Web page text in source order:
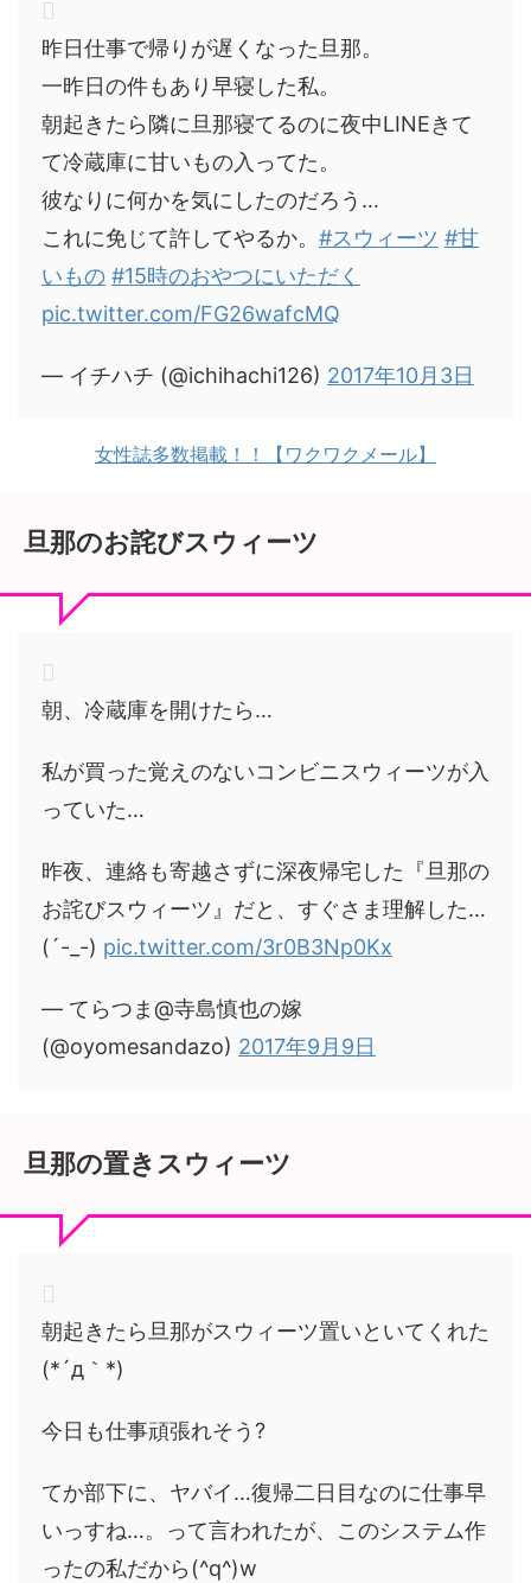
昨日仕事で帰りが遅くなった旦那。
一昨日の件もあり早寝した私。
朝起きたら隣に旦那寝てるのに夜中LINEきて
て冷蔵庫に甘いもの入ってた。
彼なりに何かを気にしたのだろう…
これに免じて許してやるか。 #スウィーツ #甘
いもの #15時のおやつにいただく
pic.twitter.com/FG26wafcMQ
— イチハチ (@ichihachi126) 2017年10月3日
女性誌多数掲載！！【ワクワクメール】
旦那のお詫びスウィーツ
朝、冷蔵庫を開けたら…
私が買った覚えのないコンビニスウィーツが入
っていた…
昨夜、連絡も寄越さずに深夜帰宅した『旦那の
お詫びスウィーツ』だと、すぐさま理解した…
(´-_-) pic.twitter.com/3r0B3Np0Kx
— てらつま@寺島慎也の嫁
(@oyomesandazo) 2017年9月9日
旦那の置きスウィーツ
朝起きたら旦那がスウィーツ置いといてくれた
(*´д｀*)
今日も仕事頑張れそう?
てか部下に、ヤバイ…復帰二日目なのに仕事早
いっすね…。って言われたが、このシステム作
ったの私だから(^q^)w